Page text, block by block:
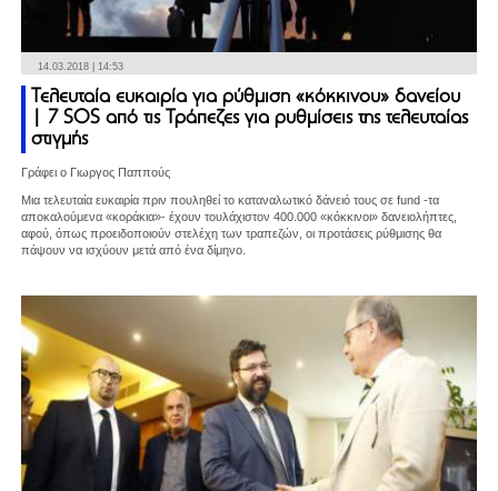
14.03.2018 | 14:53
Τελευταία ευκαιρία για ρύθμιση «κόκκινου» δανείου
| 7 SOS από τις Τράπεζες για ρυθμίσεις της τελευταίας
στιγμής
Γράφει ο Γιωργος Παππούς
Μια τελευταία ευκαιρία πριν πουληθεί το καταναλωτικό δάνειό τους σε fund -τα
αποκαλούμενα «κοράκια»- έχουν τουλάχιστον 400.000 «κόκκινοι» δανειολήπτες,
αφού, όπως προειδοποιούν στελέχη των τραπεζών, οι προτάσεις ρύθμισης θα
πάψουν να ισχύουν μετά από ένα δίμηνο.